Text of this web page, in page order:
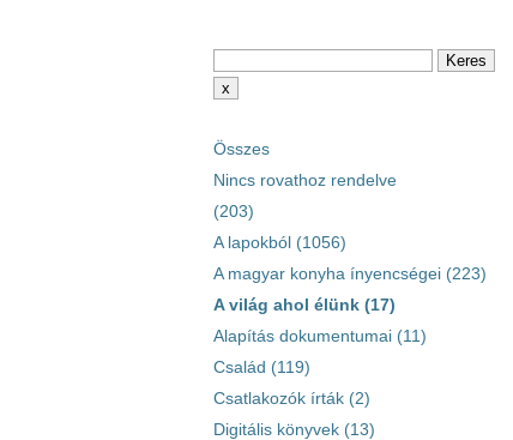
Összes
Nincs rovathoz rendelve
(203)
A lapokból (1056)
A magyar konyha ínyencségei (223)
A világ ahol élünk (17)
Alapítás dokumentumai (11)
Család (119)
Csatlakozók írták (2)
Digitális könyvek (13)